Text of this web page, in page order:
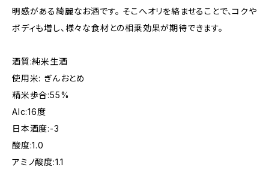
明感がある綺麗なお酒です。 そこへオリを絡ませることで、コクや
ボディも増し、様々な食材との相乗効果が期待できます。
酒質:純米生酒
使用米: ぎんおとめ
精米歩合:55%
Alc:16度
日本酒度:-3
酸度:1.0
アミノ酸度:1.1